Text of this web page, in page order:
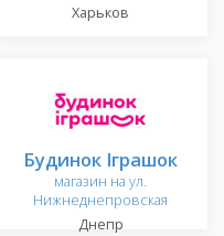
Харьков
Будинок Іграшок
магазин на ул.
Нижнеднепровская
Днепр